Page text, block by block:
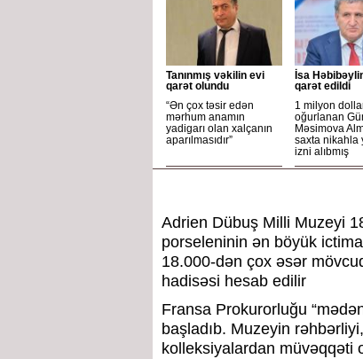
Tanınmış vəkilin evi
qarət olundu
“Ən çox təsir edən
mərhum anamın
yadigarı olan xalçanın
aparılmasıdır”
İsa
qarət edildi
1 milyon
oğurlanan
Məsimova
saxta nikahla
izni alıbmış
Adrien Dübuş Milli Muzeyi
porseleninin ən böyük
18.000-dən çox əsər
hadisəsi hesab edilir
Fransa Prokurorluğu
başladıb. Muzeyin
kolleksiyalardan müvəqqəti